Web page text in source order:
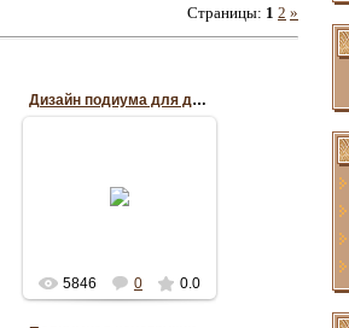
Страницы: 1 2 »
Дизайн подиума для душевой кабины
5846 0 0.0